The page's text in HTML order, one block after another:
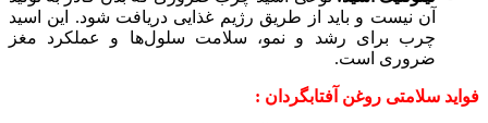
آن نیست و باید از طریق رژیم غذایی دریافت شود. این اسید
چرب برای رشد و نمو، سلامت سلول‌ها و عملکرد مغز
ضروری است.
فواید سلامتی روغن آفتابگردان :